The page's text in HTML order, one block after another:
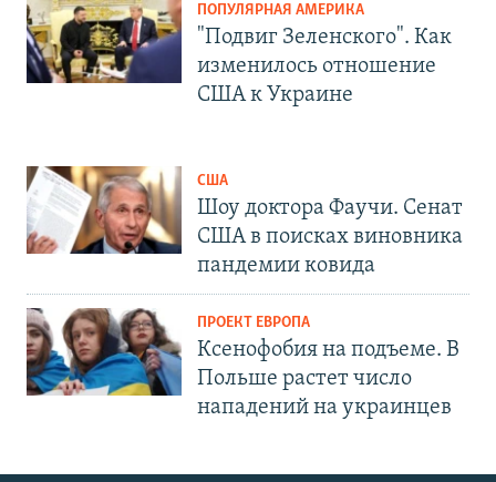
ПОПУЛЯРНАЯ АМЕРИКА
"Подвиг Зеленского". Как
изменилось отношение
США к Украине
США
Шоу доктора Фаучи. Сенат
США в поисках виновника
пандемии ковида
ПРОЕКТ ЕВРОПА
Ксенофобия на подъеме. В
Польше растет число
нападений на украинцев